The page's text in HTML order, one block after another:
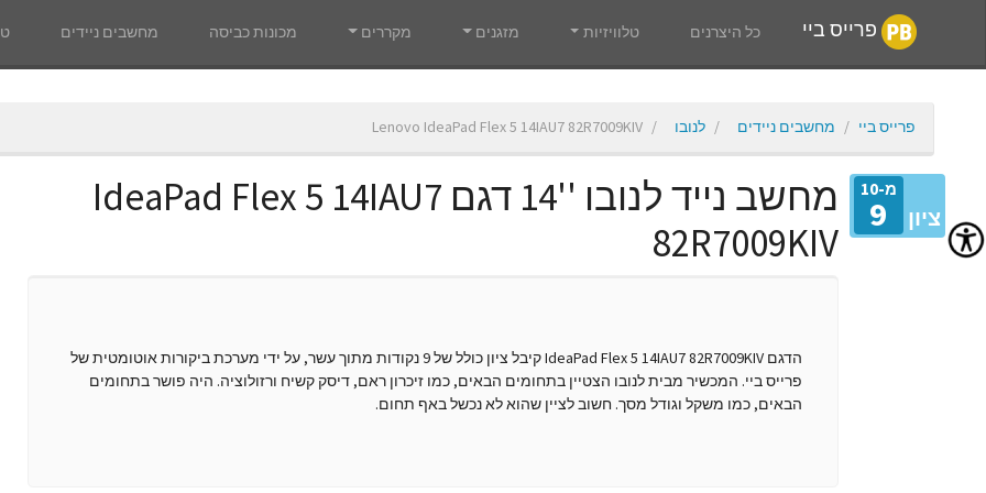
פרייס ביי כל היצרנים טלוויזיות מזגנים מקררים מכונות כביסה מחשבים ניידים
פרייס ביי מחשבים ניידים לנובו Lenovo IdeaPad Flex 5 14IAU7 82R7009KIV
ציון
מ-10
9
מחשב נייד לנובו ''14 דגם IdeaPad Flex 5 14IAU7
82R7009KIV
הדגם IdeaPad Flex 5 14IAU7 82R7009KIV קיבל ציון כולל של 9 נקודות מתוך עשר, על ידי מערכת ביקורות אוטומטית של
פרייס ביי. המכשיר מבית לנובו הצטיין בתחומים הבאים, כמו זיכרון ראם, דיסק קשיח ורזולוציה. היה פושר בתחומים
הבאים, כמו משקל וגודל מסך. חשוב לציין שהוא לא נכשל באף תחום.